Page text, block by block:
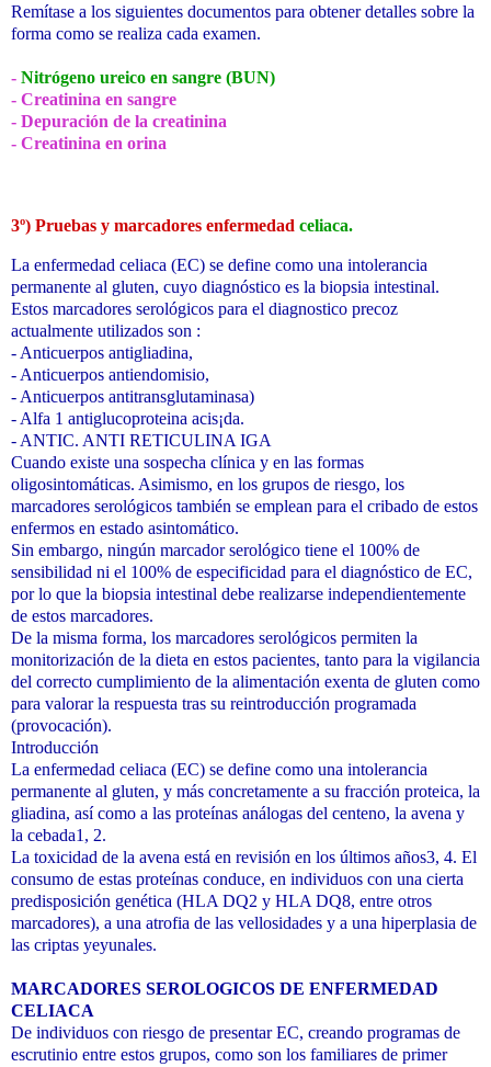
Remítase a los siguientes documentos para obtener detalles sobre la
forma como se realiza cada examen.
- Nitrógeno ureico en sangre (BUN)
- Creatinina en sangre
- Depuración de la creatinina
- Creatinina en orina
3º) Pruebas y marcadores enfermedad celiaca.
La enfermedad celiaca (EC) se define como una intolerancia
permanente al gluten, cuyo diagnóstico es la biopsia intestinal.
Estos marcadores serológicos para el diagnostico precoz
actualmente utilizados son :
- Anticuerpos antigliadina,
- Anticuerpos antiendomisio,
- Anticuerpos antitransglutaminasa)
- Alfa 1 antiglucoproteina acis¡da.
- ANTIC. ANTI RETICULINA IGA
Cuando existe una sospecha clínica y en las formas
oligosintomáticas. Asimismo, en los grupos de riesgo, los
marcadores serológicos también se emplean para el cribado de estos
enfermos en estado asintomático.
Sin embargo, ningún marcador serológico tiene el 100% de
sensibilidad ni el 100% de especificidad para el diagnóstico de EC,
por lo que la biopsia intestinal debe realizarse independientemente
de estos marcadores.
De la misma forma, los marcadores serológicos permiten la
monitorización de la dieta en estos pacientes, tanto para la vigilancia
del correcto cumplimiento de la alimentación exenta de gluten como
para valorar la respuesta tras su reintroducción programada
(provocación).
Introducción
La enfermedad celiaca (EC) se define como una intolerancia
permanente al gluten, y más concretamente a su fracción proteica, la
gliadina, así como a las proteínas análogas del centeno, la avena y
la cebada1, 2.
La toxicidad de la avena está en revisión en los últimos años3, 4. El
consumo de estas proteínas conduce, en individuos con una cierta
predisposición genética (HLA DQ2 y HLA DQ8, entre otros
marcadores), a una atrofia de las vellosidades y a una hiperplasia de
las criptas yeyunales.
MARCADORES SEROLOGICOS DE ENFERMEDAD
CELIACA
De individuos con riesgo de presentar EC, creando programas de
escrutinio entre estos grupos, como son los familiares de primer